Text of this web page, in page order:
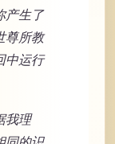
产生了
尊所教
中运行
我理